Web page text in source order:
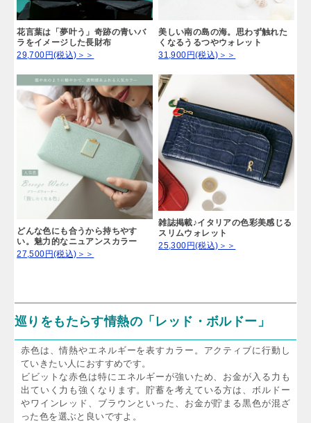
花言葉は「夢叶う」奇跡の青いバ
ラをイメージした長財布
29,700円(税込)＞＞
美しい南の島の海。思わず触れた
くなるうるつやウォレット
31,900円(税込)＞＞
どんな色にも合うから持ちやす
い。魅力的なニュアンスカラー
27,500円(税込)＞＞
雑誌掲載♪イタリアの色彩美感じる
スリムウォレット
25,300円(税込)＞＞
巡りをもたらす情熱の「レッド・ボルドー」
赤色は、情熱やエネルギーを表すカラー。アクティブに行動し
ていきたい人におすすめです。
ビビットな赤色は特にエネルギーが強いため、お金が入る力も
出ていく力も強くなります。貯蓄を考えている方は、ボルドー
やワインレッド、ブラウンといった、お金が貯まる黒色が混ざ
った色を選ぶと良いですよ。